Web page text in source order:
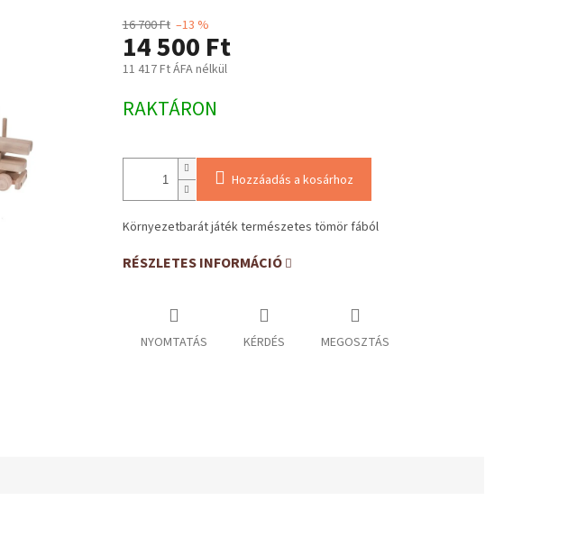
16 700 Ft –13 %
14 500 Ft
11 417 Ft ÁFA nélkül
Egységár:
RAKTÁRON
Hozzáadás a kosárhoz
Környezetbarát játék természetes tömör fából
RÉSZLETES INFORMÁCIÓ
NYOMTATÁS KÉRDÉS MEGOSZTÁS